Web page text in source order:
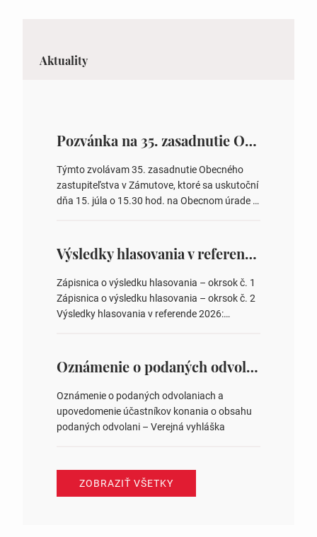
Aktuality
Pozvánka na 35. zasadnutie OZ v Zámutove
Týmto zvolávam 35. zasadnutie Obecného
zastupiteľstva v Zámutove, ktoré sa uskutoční
dňa 15. júla o 15.30 hod. na Obecnom úrade v
overovateľov zápisnice 3. Určenie volebných
obvodov pre voľby poslancov obecných
zastupiteľstiev, počtu poslancov obecných
zastupiteľstiev v nich 4. Schválenie odpredaja
obecného pozemku –…
Výsledky hlasovania v referende 2026
Zápisnica o výsledku hlasovania – okrsok č. 1
Zápisnica o výsledku hlasovania – okrsok č. 2
Výsledky hlasovania v referende 2026:
ysledky.html
Oznámenie o podaných odvolaniach a upovedomenie účastníkov konania o obsahu podaných odvolani – Verejná vyhláška
Oznámenie o podaných odvolaniach a
upovedomenie účastníkov konania o obsahu
podaných odvolani – Verejná vyhláška
ZOBRAZIŤ VŠETKY